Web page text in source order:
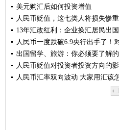
美元购汇后如何投资增值
人民币贬值，这七类人将损失惨重
13年汇改红利：企业换汇居民出
人民币一度跌破6.9央行出手了！
出国留学、旅游：你必须要了解
人民币贬值对投资者投资方向的
人民币汇率双向波动 大家用汇该